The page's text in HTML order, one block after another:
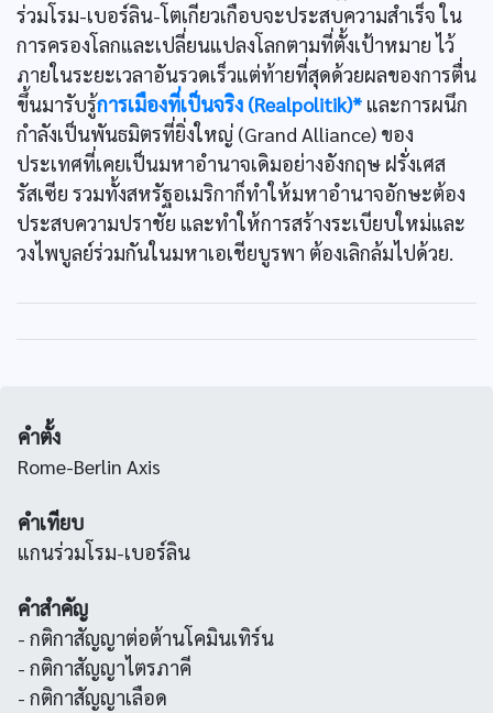
ร่วมโรม-เบอร์ลิน-โตเกียวเกือบจะประสบความสำเร็จ ใน
การครองโลกและเปลี่ยนแปลงโลกตามที่ตั้งเป้าหมาย ไว้
ภายในระยะเวลาอันรวดเร็วแต่ท้ายที่สุดด้วยผลของการตื่น
ขึ้นมารับรู้การเมืองที่เป็นจริง (Realpolitik)* และการผนึก
กำลังเป็นพันธมิตรที่ยิ่งใหญ่ (Grand Alliance) ของ
ประเทศที่เคยเป็นมหาอำนาจเดิมอย่างอังกฤษ ฝรั่งเศส
รัสเซีย รวมทั้งสหรัฐอเมริกาก็ทำให้มหาอำนาจอักษะต้อง
ประสบความปราชัย และทำให้การสร้างระเบียบใหม่และ
วงไพบูลย์ร่วมกันในมหาเอเชียบูรพา ต้องเลิกล้มไปด้วย.
คำตั้ง
Rome-Berlin Axis
คำเทียบ
แกนร่วมโรม-เบอร์ลิน
คำสำคัญ
- กติกาสัญญาต่อต้านโคมินเทิร์น
- กติกาสัญญาไตรภาคี
- กติกาสัญญาเลือด